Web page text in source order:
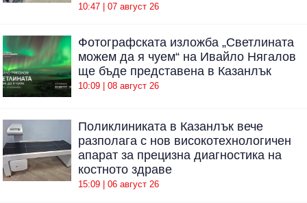
10:47 | 07 август 26
Фотографската изложба „Светлината
можем да я чуем“ на Ивайло Нягалов
ще бъде представена в Казанлък
10:09 | 08 август 26
Поликлиниката в Казанлък вече
разполага с нов високотехнологичен
апарат за прецизна диагностика на
костното здраве
15:09 | 06 август 26